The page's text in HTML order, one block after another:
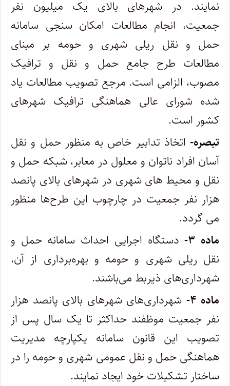
نمایند. در شهرهای بالای یک میلیون نفر
جمعیت، انجام مطالعات امکان سنجی سامانه
حمل و نقل ریلی شهری و حومه بر مبنای
مطالعات طرح جامع حمل و نقل و ترافیک
مصوب، الزامی است. مرجع تصویب مطالعات یاد
شده شورای عالی هماهنگی ترافیک شهرهای
کشور است.
تبصره- اتخاذ تدابیر خاص به منظور حمل و نقل
آسان افراد ناتوان و معلول در معابر، شبکه حمل و
نقل و محیط های شهری در شهرهای بالای پانصد
هزار نفر جمعیت در چارچوب این طرح‌ها منظور
می گردد.
ماده ۳-
دستگاه اجرایی احداث سامانه حمل و
نقل ریلی شهری و حومه و بهره‌برداری از آن،
شهرداری‌های ذیربط می‌باشند.
ماده ۴-
شهرداری‌های شهرهای بالای پانصد هزار
نفر جمعیت موظفند حداکثر تا یک سال پس از
تصویب این قانون سامانه یکپارچه مدیریت
هماهنگی حمل و نقل عمومی شهری و حومه را در
ساختار تشکیلات خود ایجاد نمایند.